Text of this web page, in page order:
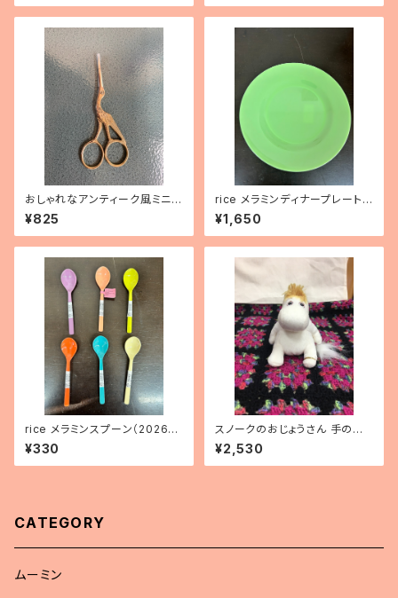
おしゃれなアンティーク風ミニシ
ザー トリ
¥825
rice メラミンディナープレート
（ニューグリーン）
¥1,650
rice メラミンスプーン（2026年
新色）
¥330
スノークのおじょうさん 手のひら
サイズぬいぐるみ
¥2,530
CATEGORY
ムーミン